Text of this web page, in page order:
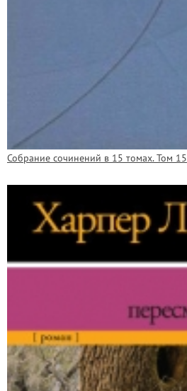
Собрание сочинений в 15 томах. Том 15